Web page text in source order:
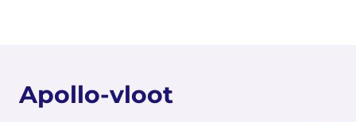
Apollo-vloot